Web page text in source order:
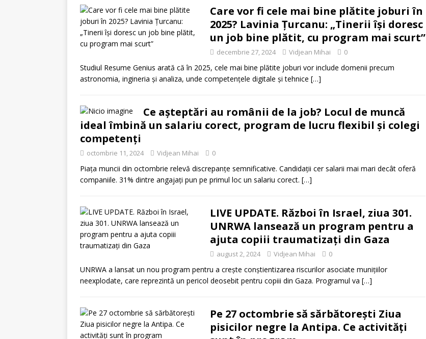
Care vor fi cele mai bine plătite joburi în
2025? Lavinia Țurcanu: „Tinerii își doresc
un job bine plătit, cu program mai scurt”
decembrie 27, 2024 Vidjean Mihai 0
Studiul Resume Genius arată că în 2025, cele mai bine plătite joburi vor include domenii precum
astronomia, ingineria și analiza, unde competențele digitale și tehnice […]
Ce așteptări au românii de la job? Locul de muncă
ideal îmbină un salariu corect, program de lucru flexibil și colegi
competenți
octombrie 11, 2024 Vidjean Mihai 0
Piața muncii din octombrie relevă discrepanțe semnificative. Candidații cer salarii mai mari decât oferă
companiile. 31% dintre angajați pun pe primul loc un salariu corect. […]
LIVE UPDATE. Război în Israel, ziua 301.
UNRWA lansează un program pentru a
ajuta copiii traumatizați din Gaza
august 2, 2024 Vidjean Mihai 0
UNRWA a lansat un nou program pentru a crește conștientizarea riscurilor asociate munițiilor
neexplodate, care reprezintă un pericol deosebit pentru copiii din Gaza. Programul va […]
Pe 27 octombrie să sărbătorești Ziua
pisicilor negre la Antipa. Ce activități